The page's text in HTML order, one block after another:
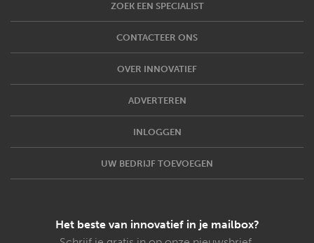
ZOEK EEN SPECIALIST
CONTACTEER ONS
OVER INNOVATIEF
ADVERTEREN
INLOGGEN
UW BEDRIJF TOEVOEGEN
Het beste van innovatief in je mailbox?